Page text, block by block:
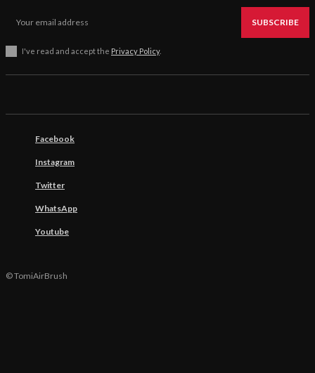
SUBSCRIBE
I've read and accept the Privacy Policy.
Facebook
Instagram
Twitter
WhatsApp
Youtube
© TomiAirBrush